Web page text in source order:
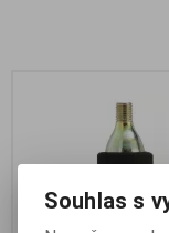
Souhlas s